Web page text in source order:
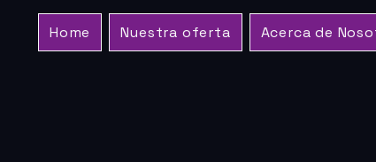
Home Nuestra oferta Acerca de